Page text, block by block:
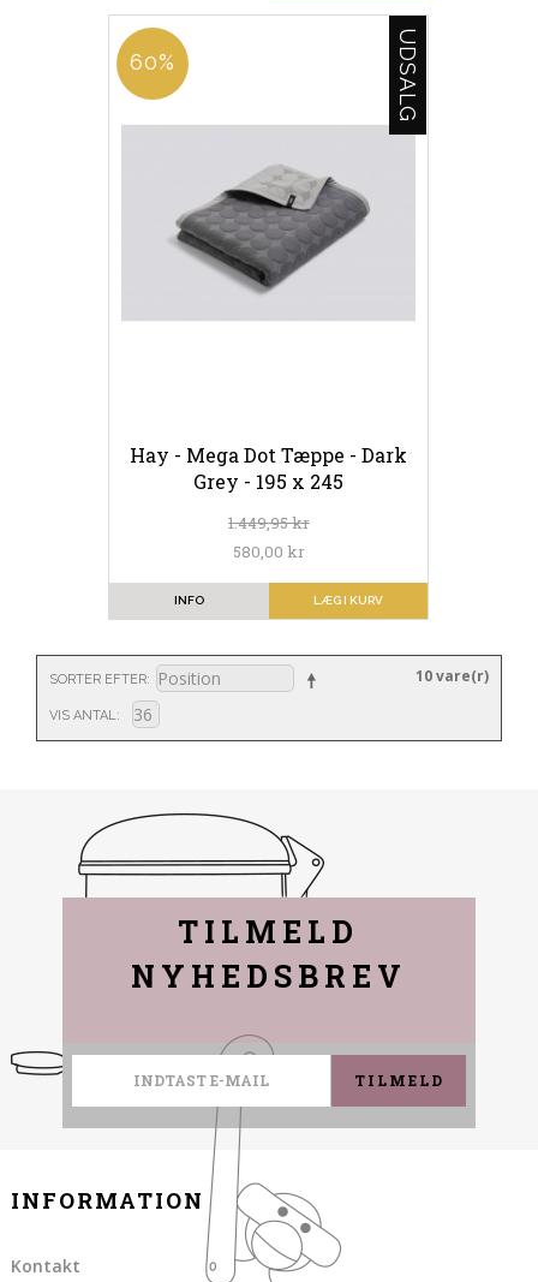
60% UDSALG
Hay - Mega Dot Tæppe - Dark
Grey - 195 x 245
1.449,95 kr
580,00 kr
LÆG I KURV
INFO
SORTER EFTER
VIS ANTAL
10 vare(r)
TILMELD
NYHEDSBREV
TILMELD
INFORMATION
Kontakt